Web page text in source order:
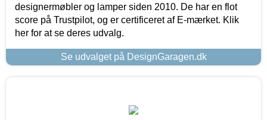
designermøbler og lamper siden 2010. De har en flot
score på Trustpilot, og er certificeret af E-mærket. Klik
her for at se deres udvalg.
Se udvalget på DesignGaragen.dk